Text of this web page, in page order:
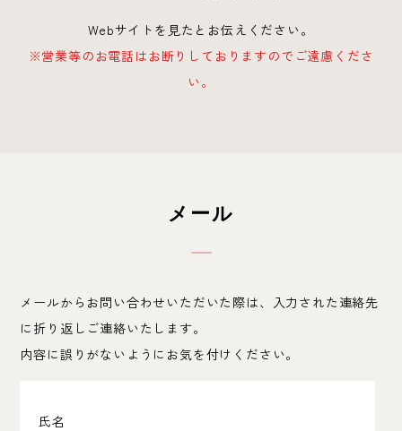
Webサイトを見たとお伝えください。
※営業等のお電話はお断りしておりますのでご遠慮くださ
い。
メール
メールからお問い合わせいただいた際は、入力された連絡先
に折り返しご連絡いたします。
内容に誤りがないようにお気を付けください。
氏名